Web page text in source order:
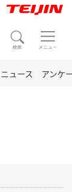
ニュース アンケ